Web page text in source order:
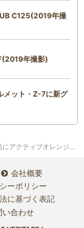
C125(2019年撮
年撮影)
メット・Z-7に新グ
ティブオレンジが登場
会社概要
ーポリシー
に基づく表記
い合わせ